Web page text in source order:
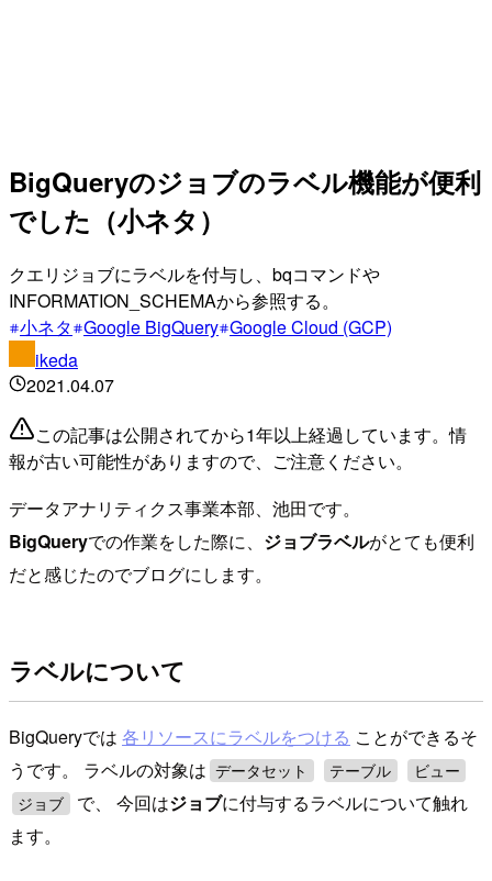
BigQueryのジョブのラベル機能が便利
でした（小ネタ）
クエリジョブにラベルを付与し、bqコマンドや
INFORMATION_SCHEMAから参照する。
小ネタ Google BigQuery Google Cloud (GCP)
ikeda
2021.04.07
この記事は公開されてから1年以上経過しています。情
報が古い可能性がありますので、ご注意ください。
データアナリティクス事業本部、池田です。
BigQueryでの作業をした際に、 ジョブラベルがとても便利
だと感じたのでブログにします。
ラベルについて
BigQueryでは 各リソースにラベルをつける ことができるそ
うです。 ラベルの対象は データセット テーブル
ビュー
ジョブ
で、 今回はジョブに付与するラベルについて触れ
ます。